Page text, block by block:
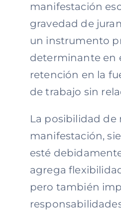
manifestación
gravedad de
un instrumento
determinante en
retención en la
de trabajo sin
La posibilidad de
manifestación,
esté
agrega
pero también